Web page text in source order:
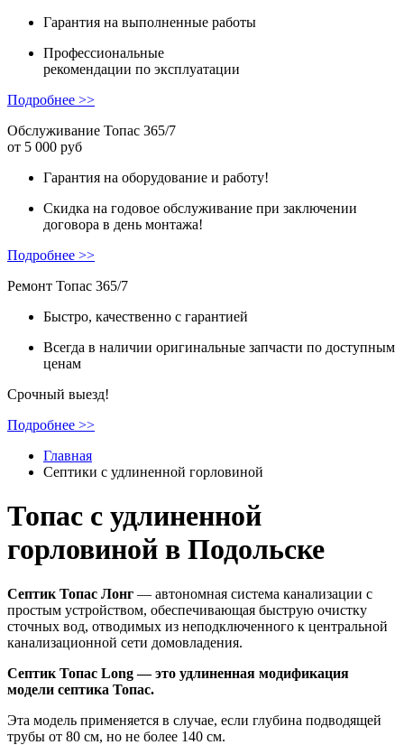
Гарантия на выполненные работы
Профессиональные
рекомендации по эксплуатации
Подробнее >>
Обслуживание Топас 365/7
от 5 000 руб
Гарантия на оборудование и работу!
Скидка на годовое обслуживание при заключении
договора в день монтажа!
Подробнее >>
Ремонт Топас 365/7
Быстро, качественно с гарантией
Всегда в наличии оригинальные запчасти по доступным
ценам
Срочный выезд!
Подробнее >>
Главная
Cептики с удлиненной горловиной
Топас с удлиненной
горловиной в Подольске
Септик Топас Лонг — автономная система канализации c
простым устройством, обеспечивающая быструю очистку
сточных вод, отводимых из неподключенного к центральной
канализационной сети домовладения.
Септик Топас Long — это удлиненная модификация
модели септика Топас.
Эта модель применяется в случае, если глубина подводящей
трубы от 80 см, но не более 140 см.